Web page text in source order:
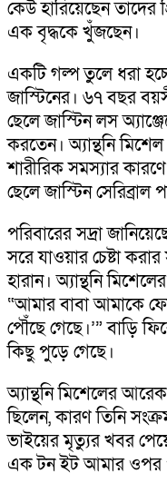
কেউ হারিয়েছেন
এক বৃদ্ধকে খুঁজছেন।
একটি গল্প তুলে ধরা
জাস্টিনের। ৬৭ বছর
ছেলে জাস্টিন লস
করতেন। অ্যান্থনি
শারীরিক সমস্যার
ছেলে জাস্টিন সেরিব্রাল
পরিবারের সদ্রা
সরে যাওয়ার চেষ্টা
হারান। অ্যান্থনি
“আমার বাবা আমাকে
পৌঁছে গেছে।’” বাড়ি
কিছু পুড়ে গেছে।
অ্যান্থনি মিশেলের
ছিলেন, কারণ তিনি
ভাইয়ের মৃত্যুর খবর
এক টন ইট আমার ওপর